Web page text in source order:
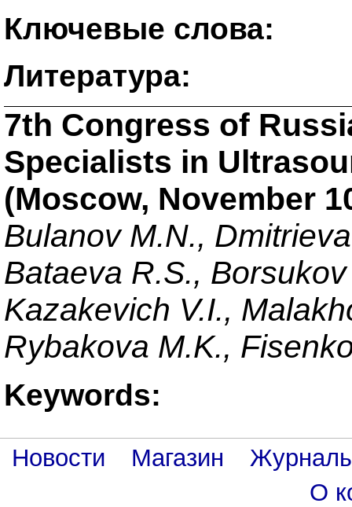
Ключевые слова:
Литература:
7th Congress of
Specialists in
(Moscow, November
Bulanov M.N.,
Bataeva R.S.,
Kazakevich V.I.,
Rybakova M.K.,
Keywords:
Новости Магазин
О